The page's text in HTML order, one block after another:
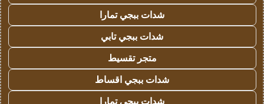
شدات ببجي تمارا
شدات ببجي تابي
متجر تقسيط
شدات ببجي اقساط
شدات ببجي تمارا